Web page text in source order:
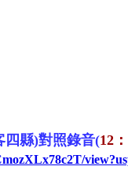
縣)對照錄音(12